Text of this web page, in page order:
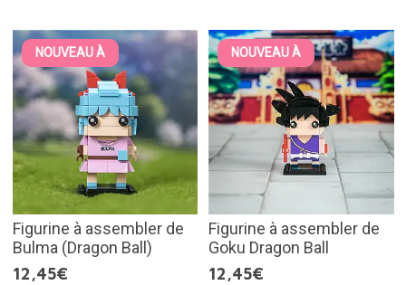
NOUVEAU À
Figurine à assembler de
Bulma (Dragon Ball)
12,45€
NOUVEAU À
Figurine à assembler de
Goku Dragon Ball
12,45€